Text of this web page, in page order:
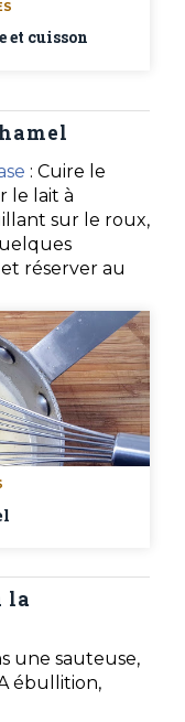
et cuisson
: Cuire le
le lait à
sur le roux,
réserver au
la
une sauteuse,
ébullition,